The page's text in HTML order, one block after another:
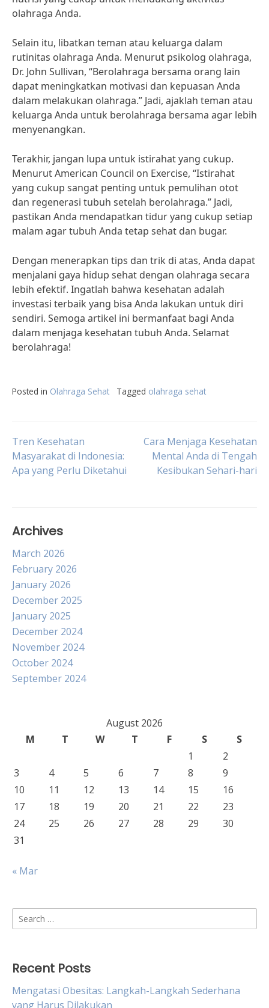
olahraga Anda.
Selain itu, libatkan teman atau keluarga dalam
rutinitas olahraga Anda. Menurut psikolog olahraga,
Dr. John Sullivan, “Berolahraga bersama orang lain
dapat meningkatkan motivasi dan kepuasan Anda
dalam melakukan olahraga.” Jadi, ajaklah teman atau
keluarga Anda untuk berolahraga bersama agar lebih
menyenangkan.
Terakhir, jangan lupa untuk istirahat yang cukup.
Menurut American Council on Exercise, “Istirahat
yang cukup sangat penting untuk pemulihan otot
dan regenerasi tubuh setelah berolahraga.” Jadi,
pastikan Anda mendapatkan tidur yang cukup setiap
malam agar tubuh Anda tetap sehat dan bugar.
Dengan menerapkan tips dan trik di atas, Anda dapat
menjalani gaya hidup sehat dengan olahraga secara
lebih efektif. Ingatlah bahwa kesehatan adalah
investasi terbaik yang bisa Anda lakukan untuk diri
sendiri. Semoga artikel ini bermanfaat bagi Anda
dalam menjaga kesehatan tubuh Anda. Selamat
berolahraga!
Posted in Olahraga Sehat Tagged olahraga sehat
Post
navigation
Tren Kesehatan
Masyarakat di Indonesia:
Apa yang Perlu Diketahui
Cara Menjaga Kesehatan
Mental Anda di Tengah
Kesibukan Sehari-hari
Archives
March 2026
February 2026
January 2026
December 2025
January 2025
December 2024
November 2024
October 2024
September 2024
August 2026
M
T W T F S
S
1
2
3
4 5 6 7 8
9
10
11 12 13 14 15
16
17
18 19 20 21 22
23
24
25 26 27 28 29
30
31
« Mar
Search
for:
Recent Posts
Mengatasi Obesitas: Langkah-Langkah Sederhana
yang Harus Dilakukan